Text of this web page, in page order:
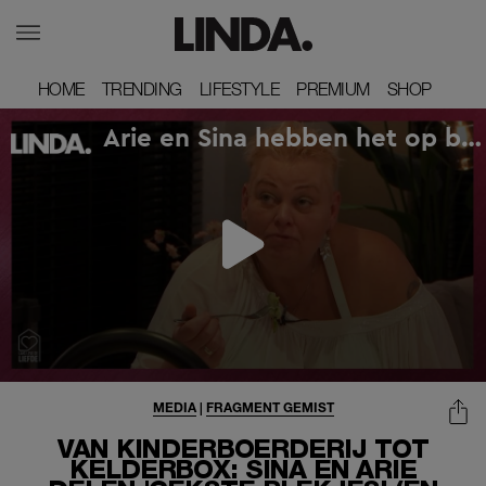
HOME
HOME TRENDING
TRENDING LIFESTYLE
LIFESTYLE PREMIUM
PREMIUM SHOP
SHOP
VAN KINDERBOERDERIJ TOT
KELDERBOX: SINA EN ARIE
MEDIA| FRAGMENT GEMIST